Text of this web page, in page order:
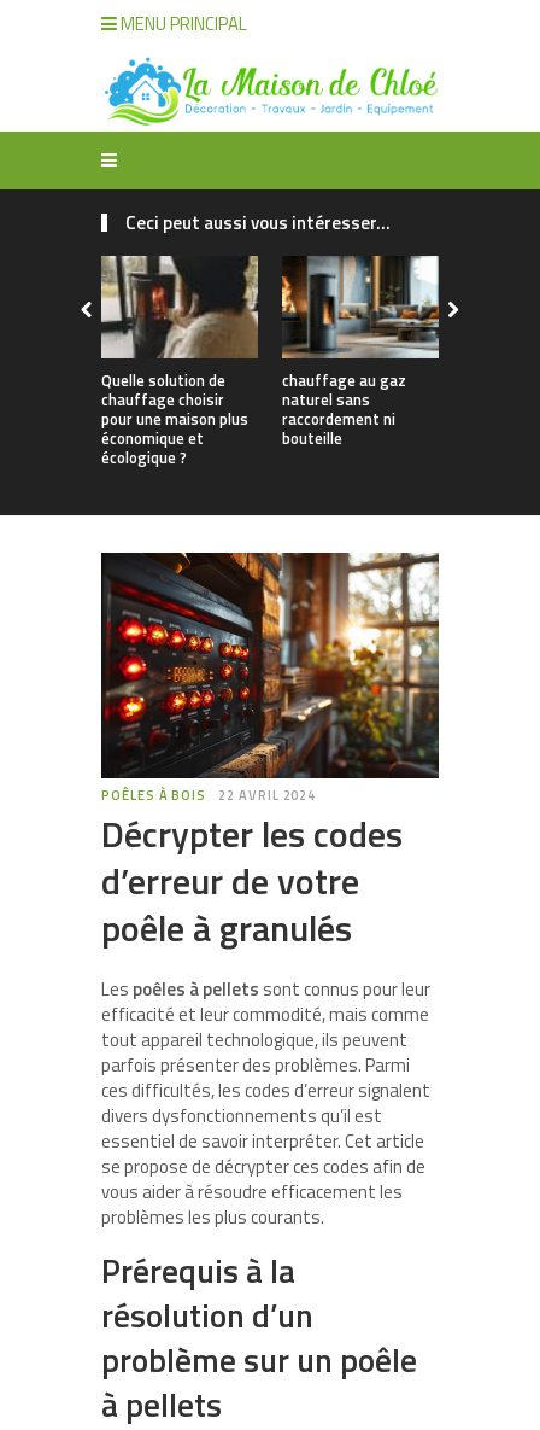
MENU PRINCIPAL
Ceci peut aussi vous intéresser...
Quelle solution de
chauffage choisir
pour une maison plus
économique et
écologique ?
chauffage au gaz
naturel sans
raccordement ni
bouteille
POÊLES À BOIS 22 AVRIL 2024
Décrypter les codes
d’erreur de votre
poêle à granulés
Les poêles à pellets sont connus pour leur
efficacité et leur commodité, mais comme
tout appareil technologique, ils peuvent
parfois présenter des problèmes. Parmi
ces difficultés, les codes d’erreur signalent
divers dysfonctionnements qu’il est
essentiel de savoir interpréter. Cet article
se propose de décrypter ces codes afin de
vous aider à résoudre efficacement les
problèmes les plus courants.
Prérequis à la
résolution d’un
problème sur un poêle
à pellets